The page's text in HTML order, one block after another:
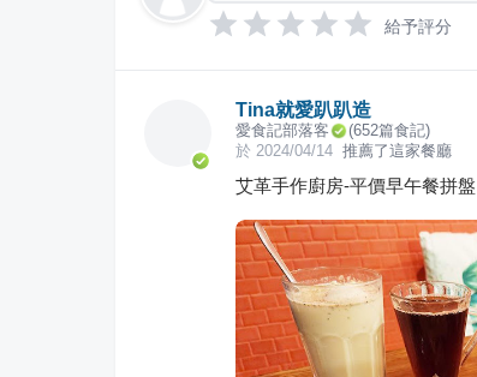
給予評分
Tina就愛趴趴造
愛食記部落客 (652篇食記)
於 2024/04/14 推薦了這家餐廳
艾革手作廚房-平價早午餐拼